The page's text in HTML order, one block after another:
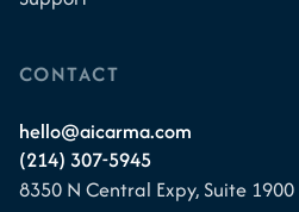
CONTACT
hello@aicarma.com
(214) 307-5945
8350 N Central Expy, Suite 1900